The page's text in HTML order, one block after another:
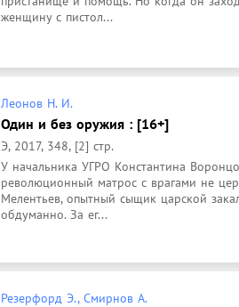
женщину с пистол...
Леонов Н. И.
Один и без оружия : [16+]
Э, 2017, 348, [2] стр.
У начальника УГРО Константина
революционный матрос с врагами не
Мелентьев, опытный сыщик царской
обдуманно. За ег...
Резерфорд Э., Смирнов А.